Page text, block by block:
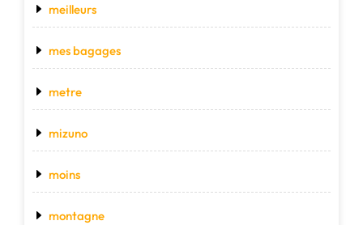
meilleurs
mes bagages
metre
mizuno
moins
montagne